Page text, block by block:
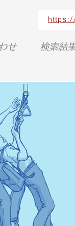
せ 検索結